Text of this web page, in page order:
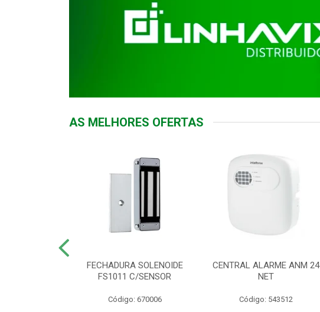
AS MELHORES OFERTAS
FECHADURA SOLENOIDE
FS1011 C/SENSOR
Código: 670006
CENTRAL ALARME ANM 24
NET
Código: 543512